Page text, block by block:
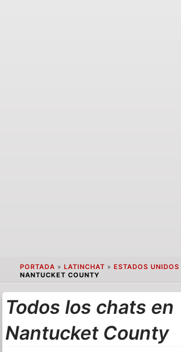
PORTADA » LATINCHAT » ESTADOS UNIDOS
NANTUCKET COUNTY
Todos los chats en
Nantucket County